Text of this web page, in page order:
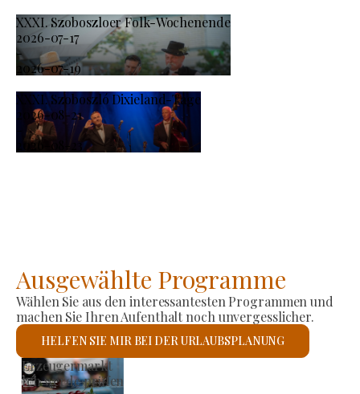
XXXI. Szoboszloer Folk-Wochenende
2026-07-17
-
2026-07-19
XXXI. Szoboszló Dixieland-Tage
2026-08-21
-
2026-08-23
Ausgewählte Programme
Wählen Sie aus den interessantesten Programmen und
machen Sie Ihren Aufenthalt noch unvergesslicher.
HELFEN SIE MIR BEI DER URLAUBSPLANUNG
Römisch-katholische Kirche St. László
Ich werde prüfen